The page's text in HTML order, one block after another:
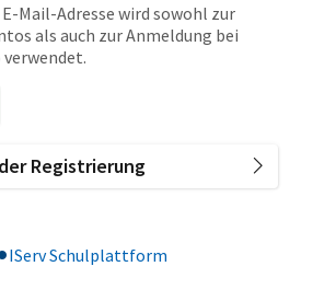
Mail-Adresse wird sowohl zur
als auch zur Anmeldung bei
Registrierung
IServ Schulplattform